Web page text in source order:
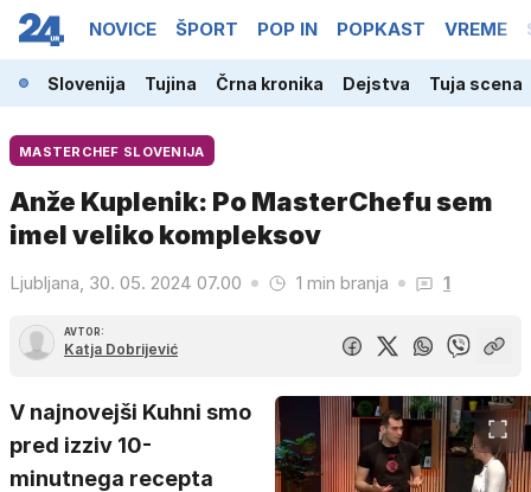
NOVICE ŠPORT POP IN POPKAST VREME
Slovenija Tujina Črna kronika Dejstva Tuja scena
MASTERCHEF SLOVENIJA
Anže Kuplenik: Po MasterChefu sem
imel veliko kompleksov
Ljubljana, 30. 05. 2024 07.00 1 min branja 1
AVTOR:
Katja Dobrijević
V najnovejši Kuhni smo
pred izziv 10-
minutnega recepta